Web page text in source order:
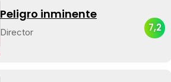
Peligro inminente
Director 7,2